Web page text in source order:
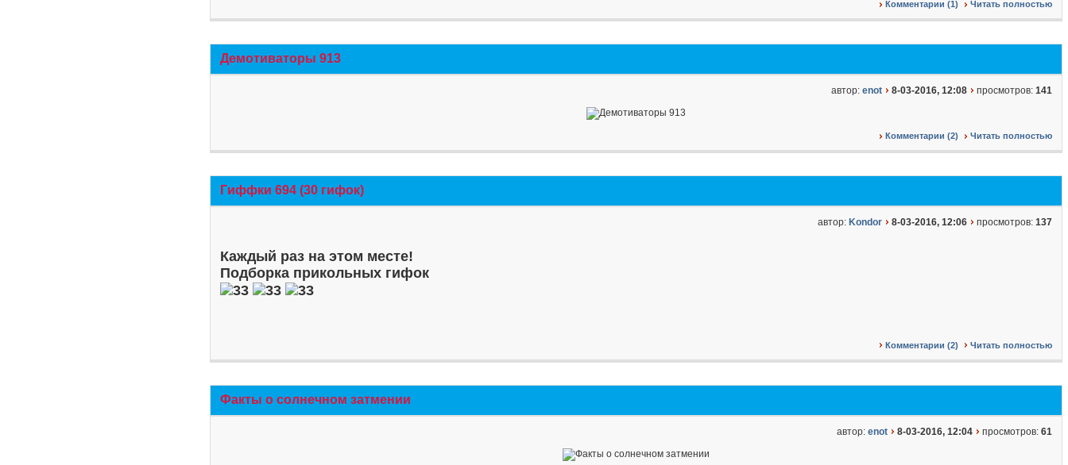
Комментарии (1) Читать полностью
Демотиваторы 913
автор: enot 8-03-2016, 12:08 просмотров: 141
Комментарии (2) Читать полностью
Гиффки 694 (30 гифок)
автор: Kondor 8-03-2016, 12:06 просмотров: 137
Каждый раз на этом месте!
Подборка прикольных гифок
Комментарии (2) Читать полностью
Факты о солнечном затмении
автор: enot 8-03-2016, 12:04 просмотров: 61